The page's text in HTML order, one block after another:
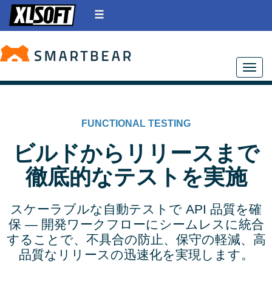
FUNCTIONAL TESTING
ビルドからリリースまで
徹底的なテストを実施
スケーラブルな自動テストで API 品質を確
保 ― 開発ワークフローにシームレスに統合
することで、不具合の防止、保守の軽減、高
品質なリリースの迅速化を実現します。